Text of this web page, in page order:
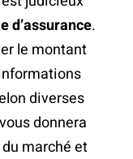
d’assurance.
le montant
diverses
donnera
du marché et